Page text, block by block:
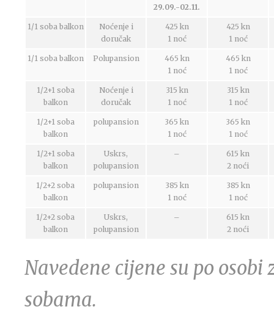
29.09.-02.11.
1/1 soba balkon
Noćenje i
doručak
425 kn
1 noć
425 kn
1 noć
1/1 soba balkon Polupansion
465 kn
1 noć
465 kn
1 noć
1/2+1 soba
balkon
Noćenje i
doručak
315 kn
1 noć
315 kn
1 noć
1/2+1 soba
balkon
polupansion
365 kn
1 noć
365 kn
1 noć
1/2+1 soba
balkon
Uskrs,
polupansion
–
615 kn
2 noći
1/2+2 soba
balkon
polupansion
385 kn
1 noć
385 kn
1 noć
1/2+2 soba
balkon
Uskrs,
polupansion
–
615 kn
2 noći
Navedene cijene su po
sobama.